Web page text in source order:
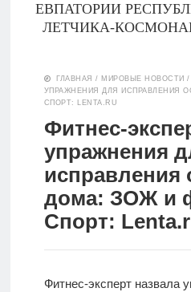
ЕВПАТОРИИ
ЛЕТЧИКА-
Тренеры
Контакты
Новости
Родителям
О
ГЛАВНАЯ / МИРОВЫЕ НОВОСТИ
УПРАЖНЕНИЯ ДЛЯ ИСПРАВЛЕНИЯ
СПОРТ: LENTA.RU
Фитнес-
упражнения
исправления
дома: ЗОЖ и
Спорт:
Фитнес-эксперт назвала